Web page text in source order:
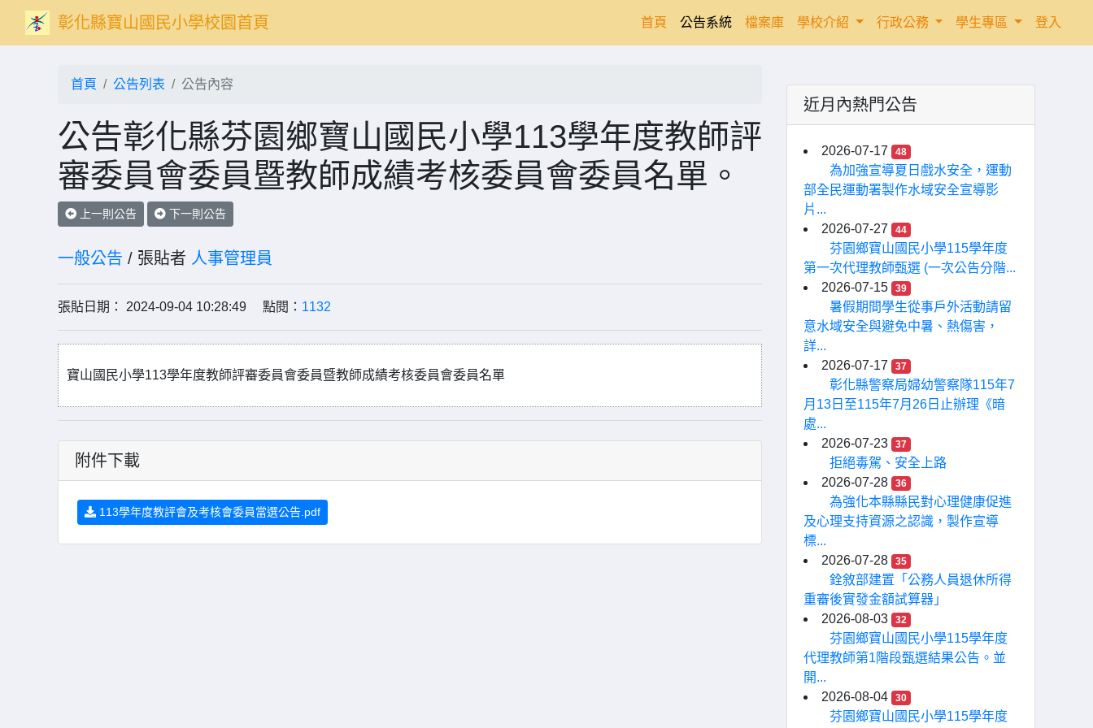
彰化縣寶山國民小學校園首頁 首頁(current)
公告系統 檔案庫 學校介紹 行政公務 學生專區 登入
首頁 公告列表 公告內容
公告彰化縣芬園鄉寶山國民小學113學年度教師評
審委員會委員暨教師成績考核委員會委員名單。
上一則公告 下一則公告
一般公告 / 張貼者 人事管理員
張貼日期： 2024-09-04 10:28:49 點閱： 1132
寶山國民小學113學年度教師評審委員會委員暨教師成績考核委員會委員名單
附件下載
113學年度教評會及考核會委員當選公告.pdf
近月內熱門公告
2026-07-17 48
為加強宣導夏日戲水安全，運動
部全民運動署製作水域安全宣導影
片...
2026-07-27
44
芬園鄉寶山國民小學115學年度
第一次代理教師甄選 (一次公告分階...
2026-07-15
39
暑假期間學生從事戶外活動請留
意水域安全與避免中暑、熱傷害，
詳...
2026-07-17
37
彰化縣警察局婦幼警察隊115年7
月13日至115年7月26日止辦理《暗
處...
2026-07-23
37
拒絕毒駕、安全上路
2026-07-28
36
為強化本縣縣民對心理健康促進
及心理支持資源之認識，製作宣導
標...
2026-07-28
35
銓敘部建置「公務人員退休所得
重審後實發金額試算器」
2026-08-03
32
芬園鄉寶山國民小學115學年度
代理教師第1階段甄選結果公告。並
開...
2026-08-04
30
芬園鄉寶山國民小學115學年度